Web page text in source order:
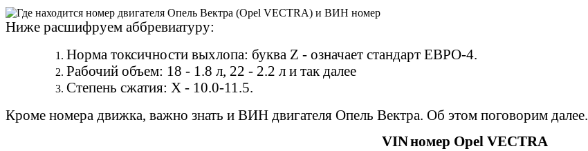
Ниже расшифруем аббревиатуру:
Норма токсичности выхлопа: буква Z - означает стандарт ЕВРО-4.
Рабочий объем: 18 - 1.8 л, 22 - 2.2 л и так далее
Степень сжатия: X - 10.0-11.5.
Кроме номера движка, важно знать и ВИН двигателя Опель Вектра. Об этом поговорим далее.
VINномер Opel VECTRA